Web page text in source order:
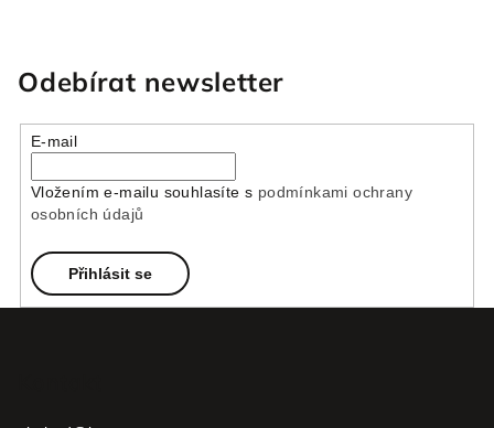
Odebírat newsletter
E-mail
Vložením e-mailu souhlasíte s podmínkami ochrany
osobních údajů
Přihlásit se